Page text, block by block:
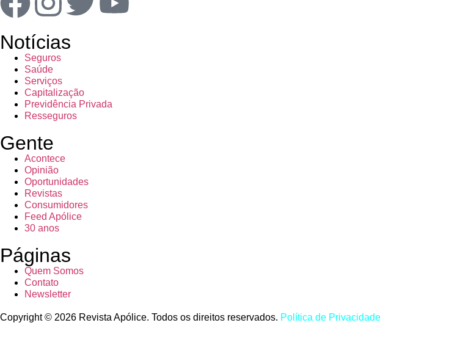
Notícias
Seguros
Saúde
Serviços
Capitalização
Previdência Privada
Resseguros
Gente
Acontece
Opinião
Oportunidades
Revistas
Consumidores
Feed Apólice
30 anos
Páginas
Quem Somos
Contato
Newsletter
Copyright © 2026 Revista Apólice. Todos os direitos reservados. Política de Privacidade